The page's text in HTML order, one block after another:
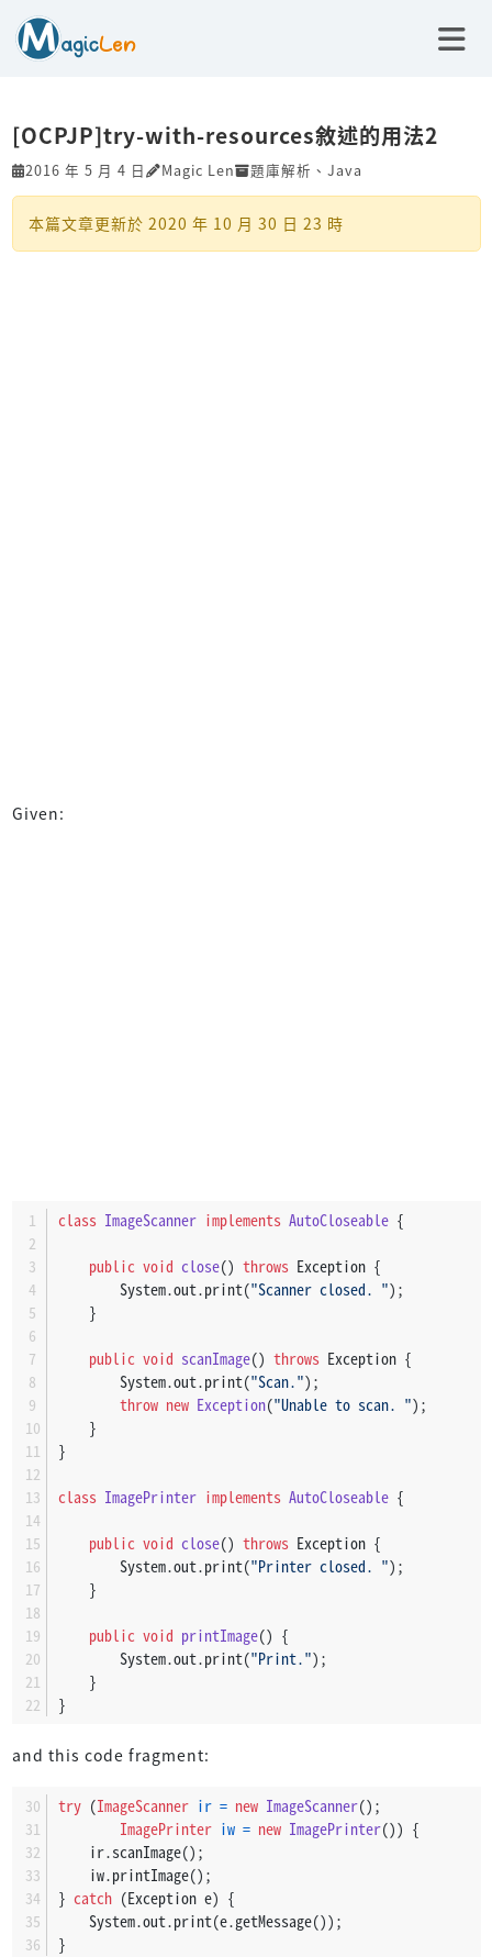
[OCPJP]try-with-resources敘述的用法2
2016 年 5 月 4 日 Magic Len 題庫解析 、 Java
本篇文章更新於 2020 年 10 月 30 日 23 時
Given:
class ImageScanner implements AutoCloseable {
public void close() throws Exception {
        System.out.print(
"Scanner closed. ");
    }
public void scanImage() throws Exception {
        System.out.print(
"Scan.");
throw new Exception("Unable to scan. ");
    }
}
class ImagePrinter implements AutoCloseable {
public void close() throws Exception {
        System.out.print(
"Printer closed. ");
    }
public void printImage() {
        System.out.print(
"Print.");
    }
}
and this code fragment:
try (ImageScanner ir = new ImageScanner();
ImagePrinter iw = new ImagePrinter()) {
    ir.scanImage();
    iw.printImage();
} catch (Exception e) {
    System.out.print(e.getMessage());
}